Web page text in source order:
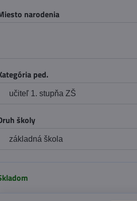
narodenia
ped.
školy